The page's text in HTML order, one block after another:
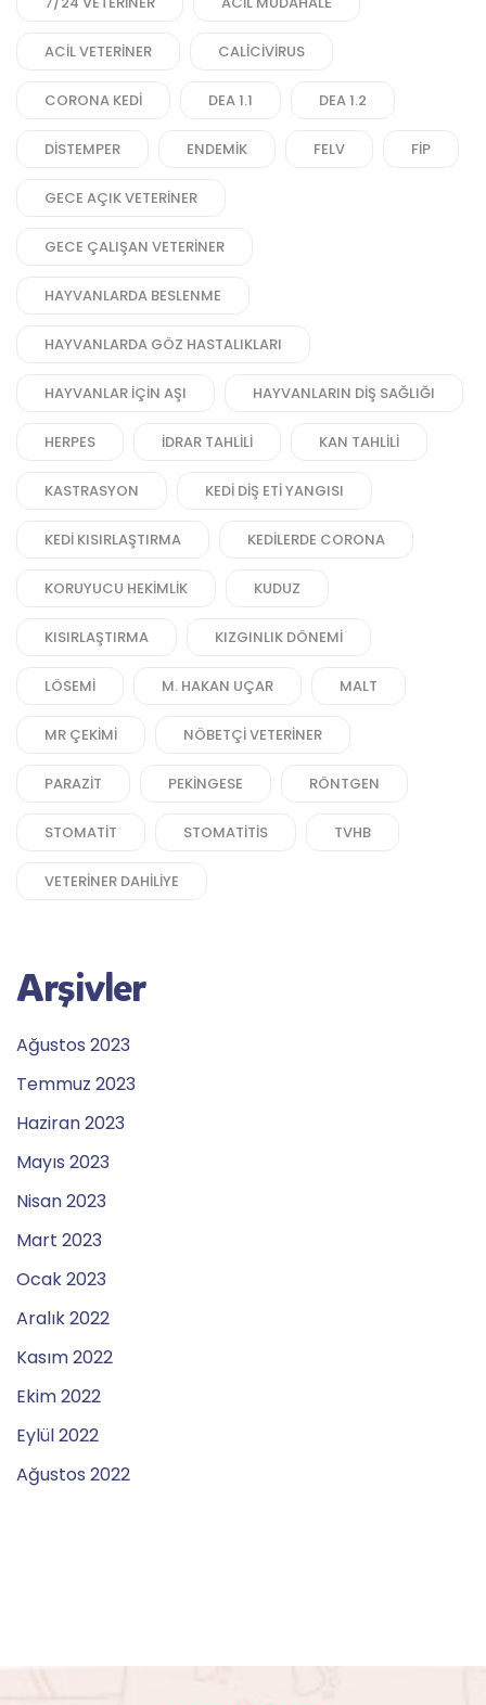
ACIL VETERINER CALICIVIRUS
CORONA KEDI DEA 1.1 DEA 1.2
DISTEMPER ENDEMIK FELV FIP
GECE AÇIK VETERINER
GECE ÇALIŞAN VETERINER
HAYVANLARDA BESLENME
HAYVANLARDA GÖZ HASTALIKLARI
HAYVANLAR IÇIN AŞI HAYVANLARIN DIŞ SAĞLIĞI
HERPES IDRAR TAHLILI KAN TAHLILI
KASTRASYON KEDI DIŞ ETI YANGISI
KEDI KISIRLAŞTIRMA KEDILERDE CORONA
KORUYUCU HEKIMLIK KUDUZ
KISIRLAŞTIRMA KIZGINLIK DÖNEMI
LÖSEMI M. HAKAN UÇAR MALT
MR ÇEKIMI NÖBETÇI VETERINER
PARAZIT PEKINGESE RÖNTGEN
STOMATIT STOMATITIS TVHB
VETERINER DAHILIYE
Arşivler
Ağustos 2023
Temmuz 2023
Haziran 2023
Mayıs 2023
Nisan 2023
Mart 2023
Ocak 2023
Aralık 2022
Kasım 2022
Ekim 2022
Eylül 2022
Ağustos 2022